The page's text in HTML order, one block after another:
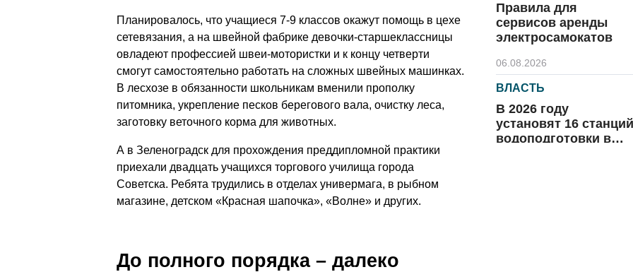
Планировалось, что учащиеся 7-9 классов окажут помощь в цехе
сетевязания, а на швейной фабрике девочки-старшеклассницы
овладеют профессией швеи-мотористки и к концу четверти
смогут самостоятельно работать на сложных швейных машинках.
В лесхозе в обязанности школьникам вменили прополку
питомника, укрепление песков берегового вала, очистку леса,
заготовку веточного корма для животных.
А в Зеленоградск для прохождения преддипломной практики
приехали двадцать учащихся торгового училища города
Советска. Ребята трудились в отделах универмага, в рыбном
магазине, детском «Красная шапочка», «Волне» и других.
До полного порядка – далеко
Правила для
сервисов аренды
электросамокатов
06.08.2026
ВЛАСТЬ
В 2026 году
установят 16 станций
водоподготовки в